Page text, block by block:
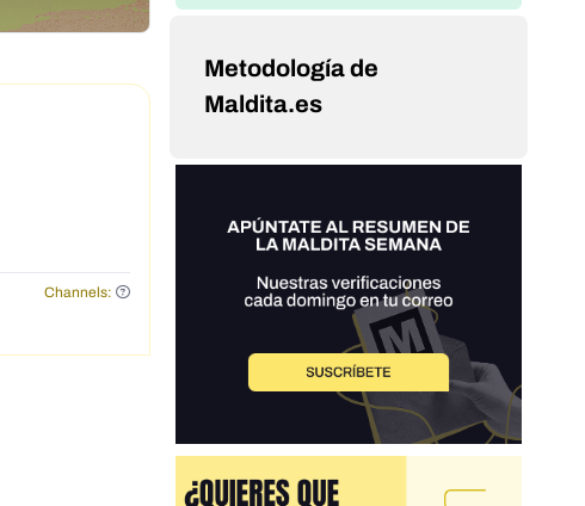
Channels:
Metodología de
Maldita.es